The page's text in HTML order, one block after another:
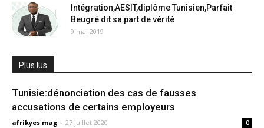
Intégration,AESIT,diplôme Tunisien,Parfait
Beugré dit sa part de vérité
9 mai 2019
Plus lus
Tunisie:dénonciation des cas de fausses
accusations de certains employeurs
afrikyes mag - 27 juillet 2020 0